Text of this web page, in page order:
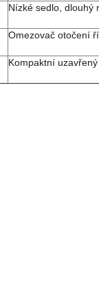
Nízké sedlo, dlouhý
Omezovač otočení
Kompaktní